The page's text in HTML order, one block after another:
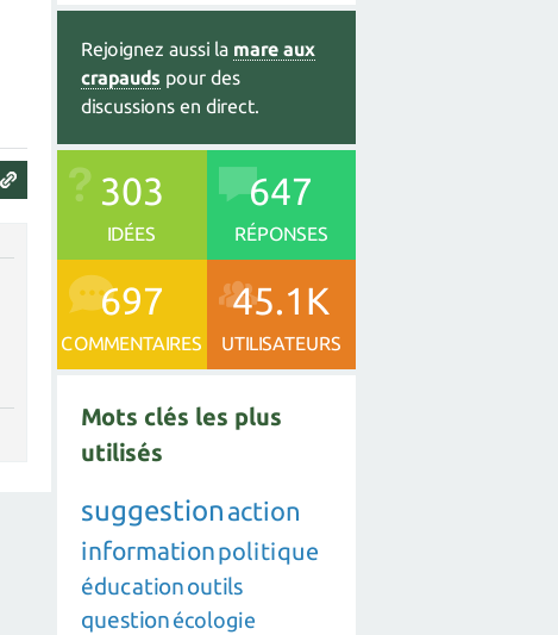
Rejoignez aussi la mare aux
crapauds pour des
discussions en direct.
303
IDÉES
647
RÉPONSES
697
COMMENTAIRES
45.1K
UTILISATEURS
Mots clés les plus
utilisés
suggestion action
informationpolitique
éducationoutils
question écologie